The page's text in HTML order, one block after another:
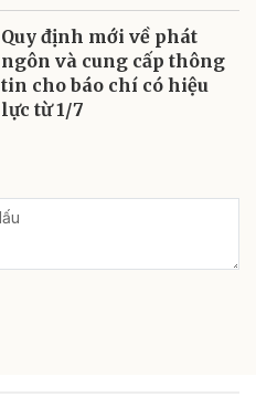
Quy định mới về phát
ngôn và cung cấp thông
tin cho báo chí có hiệu
lực từ 1/7